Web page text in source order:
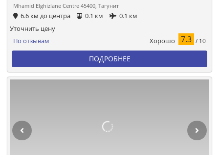
Mhamid Elghizlane Centre 45400, Тагунит
6.6 км до центра 0.1 км 0.1 км
По отзывам Хорошо 7.3 / 10
Уточнить цену
ПОДРОБНЕЕ